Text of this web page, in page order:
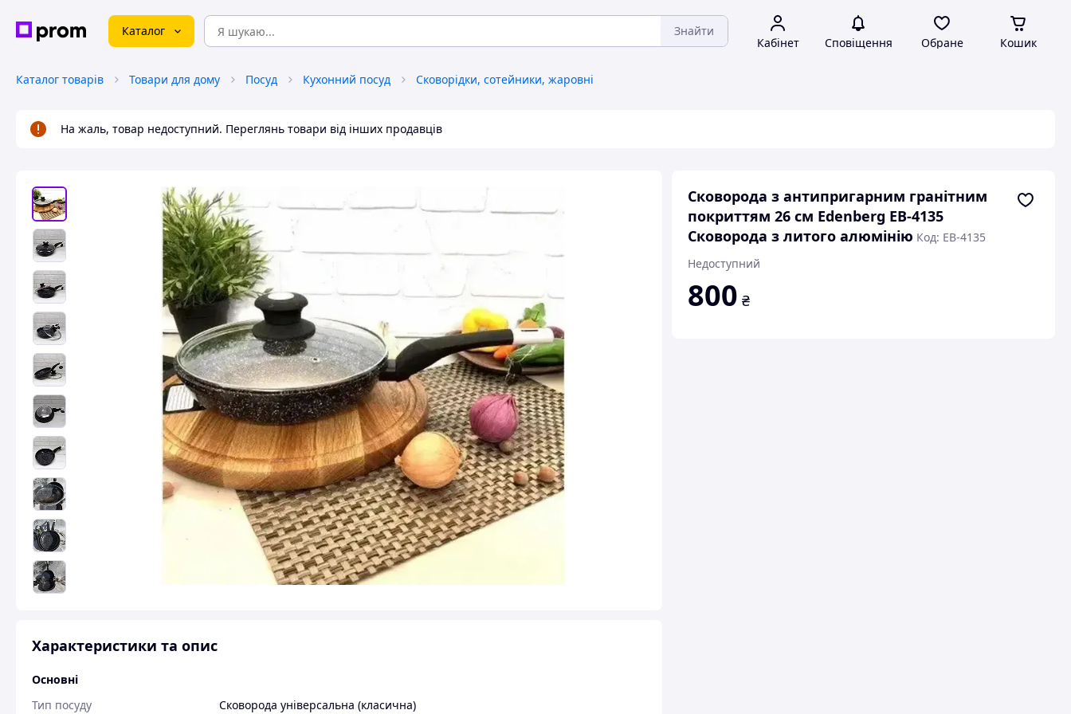
Каталог Знайти
Кабінет Сповіщення Обране Кошик
Каталог товарів Товари для дому Посуд Кухонний посуд Сковорідки, сотейники, жаровні
На жаль, товар недоступний. Переглянь товари від інших продавців
Сковорода з антипригарним гранітним
покриттям 26 см Edenberg EB-4135
Сковорода з литого алюмінію Код: EB-4135
Недоступний
800 ₴
Характеристики та опис
Основні
Тип посуду
Сковорода універсальна (класична)